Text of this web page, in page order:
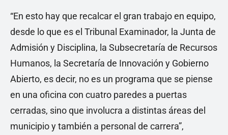
“En esto hay que recalcar el gran trabajo en equipo,
desde lo que es el Tribunal Examinador, la Junta de
Admisión y Disciplina, la Subsecretaría de Recursos
Humanos, la Secretaría de Innovación y Gobierno
Abierto, es decir, no es un programa que se piense
en una oficina con cuatro paredes a puertas
cerradas, sino que involucra a distintas áreas del
municipio y también a personal de carrera”,